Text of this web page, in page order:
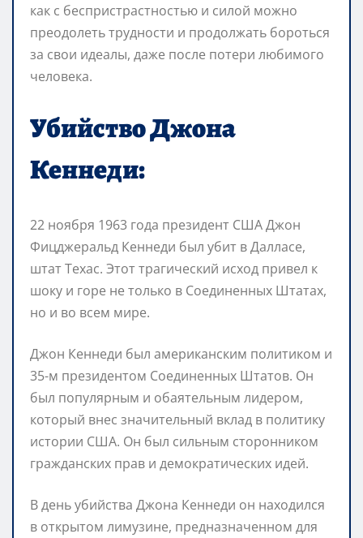
как с беспристрастностью и силой можно
преодолеть трудности и продолжать бороться
за свои идеалы, даже после потери любимого
человека.
Убийство Джона
Кеннеди:
22 ноября 1963 года президент США Джон
Фицджеральд Кеннеди был убит в Далласе,
штат Техас. Этот трагический исход привел к
шоку и горе не только в Соединенных Штатах,
но и во всем мире.
Джон Кеннеди был американским политиком и
35-м президентом Соединенных Штатов. Он
был популярным и обаятельным лидером,
который внес значительный вклад в политику
истории США. Он был сильным сторонником
гражданских прав и демократических идей.
В день убийства Джона Кеннеди он находился
в открытом лимузине, предназначенном для